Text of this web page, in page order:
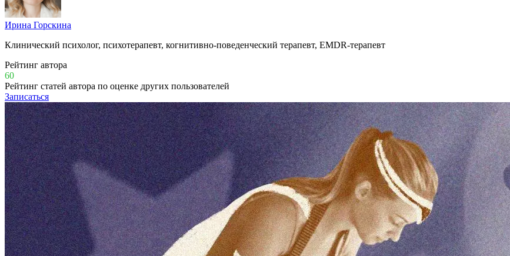
Ирина Горскина
Клинический психолог, психотерапевт, когнитивно-поведенческий терапевт, EMDR-терапевт
Рейтинг автора
60
Рейтинг статей автора по оценке других пользователей
Записаться